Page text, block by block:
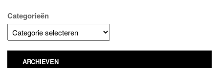
Categorieën
ARCHIEVEN